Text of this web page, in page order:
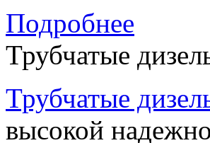
Подробнее
Трубчатые
Трубчатые
высокой